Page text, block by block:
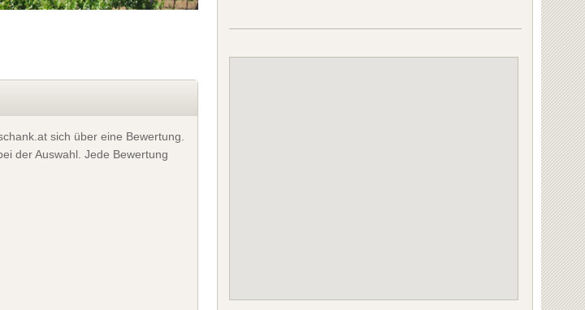
sich über eine Bewertung.
der Auswahl. Jede Bewertung